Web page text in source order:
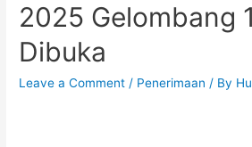
2025 Gelombang
Dibuka
Leave a Comment / Penerimaan / By